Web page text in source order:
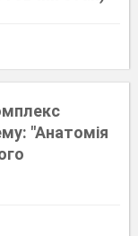
"Анатомія